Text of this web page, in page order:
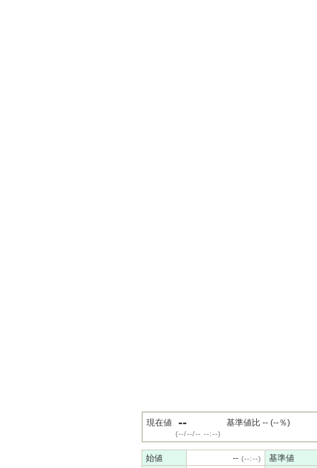
現在値 --
(--/--/-- --:--)
基準値比 -- (--％)
始値 -- (--:--)
基準値